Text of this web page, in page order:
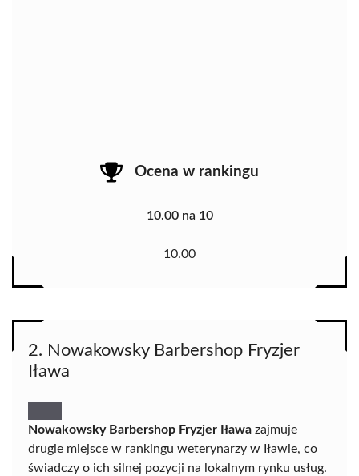
Ocena w rankingu
10.00 na 10
10.00
2. Nowakowsky Barbershop Fryzjer
Iława
Nowakowsky Barbershop Fryzjer Iława zajmuje
drugie miejsce w rankingu weterynarzy w Iławie, co
świadczy o ich silnej pozycji na lokalnym rynku usług.